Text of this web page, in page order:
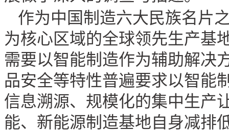
作为中国制造六大民族名片
为核心区域的全球领先生产基
需要以智能制造作为辅助解决
品安全等特性普遍要求以智能
信息溯源、规模化的集中生产
能、新能源制造基地自身减排